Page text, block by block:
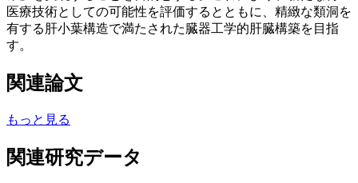
医療技術としての可能性を評価するとともに、精緻な類洞を
有する肝小葉構造で満たされた臓器工学的肝臓構築を目指
す。
関連論文
もっと見る
関連研究データ